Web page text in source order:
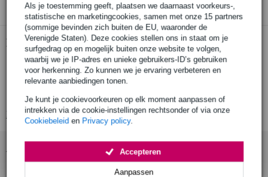
Als je toestemming geeft, plaatsen we daarnaast voorkeurs-,
statistische en marketingcookies, samen met onze 15 partners
(sommige bevinden zich buiten de EU, waaronder de
Verenigde Staten). Deze cookies stellen ons in staat om je
surfgedrag op en mogelijk buiten onze website te volgen,
waarbij we je IP-adres en unieke gebruikers-ID’s gebruiken
voor herkenning. Zo kunnen we je ervaring verbeteren en
relevante aanbiedingen tonen.
Je kunt je cookievoorkeuren op elk moment aanpassen of
intrekken via de cookie-instellingen rechtsonder of via onze
Cookiebeleid en Privacy policy.
Aanpassen
Accepteren
Productinformatie
set van 6 snaren
geschikt voor: elektrische gitaren
smeuïg hoog, gefocuste mids en gedefinieerd laag
Bekijk alle productspecificaties